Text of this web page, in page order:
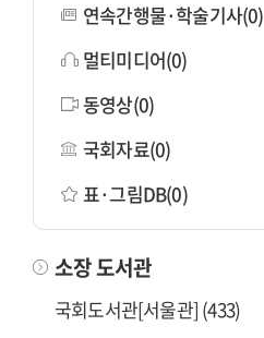
연속간행물·학술기사(0)
멀티미디어(0)
동영상(0)
국회자료(0)
표·그림DB(0)
소장 도서관
국회도서관[서울관] (433)